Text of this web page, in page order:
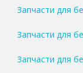
Запчасти для
Запчасти для
Запчасти для